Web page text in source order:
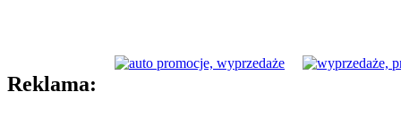
Reklama: